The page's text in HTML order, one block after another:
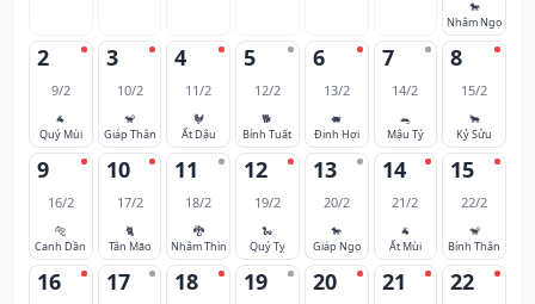
🐎
Nhâm Ngọ
2
9/2
🐐
Quý Mùi
3
10/2
🐒
Giáp Thân
4
11/2
🐓
Ất Dậu
5
12/2
🐕
Bính Tuất
6
13/2
🐖
Đinh Hợi
7
14/2
🐀
Mậu Tý
8
15/2
🐂
Kỷ Sửu
9
16/2
🐅
Canh Dần
10
17/2
🐈
Tân Mão
11
18/2
🐉
Nhâm Thìn
12
19/2
🐍
Quý Tỵ
13
20/2
🐎
Giáp Ngọ
14
21/2
🐐
Ất Mùi
15
22/2
🐒
Bính Thân
16 17 18 19 20 21 22